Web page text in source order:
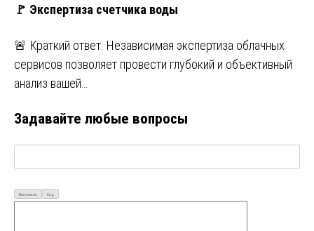
🚩 Экспертиза счетчика воды
🚨 Краткий ответ. Независимая экспертиза облачных
сервисов позволяет провести глубокий и объективный
анализ вашей…
Задавайте любые вопросы
Визуально Код